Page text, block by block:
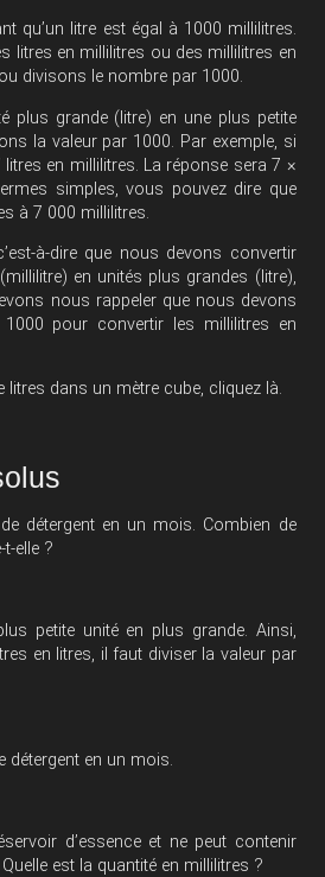
qu’un litre est égal à 1000 millilitres.
litres en millilitres ou des millilitres en
divisons le nombre par 1000.
plus grande (litre) en une plus petite
la valeur par 1000. Par exemple, si
en millilitres. La réponse sera 7 ×
simples, vous pouvez dire que
à 7 000 millilitres.
à-dire que nous devons convertir
en unités plus grandes (litre),
nous rappeler que nous devons
pour convertir les millilitres en
dans un mètre cube, cliquez là.
détergent en un mois. Combien de
t-elle ?
petite unité en plus grande. Ainsi,
en litres, il faut diviser la valeur par
détergent en un mois.
d’essence et ne peut contenir
est la quantité en millilitres ?